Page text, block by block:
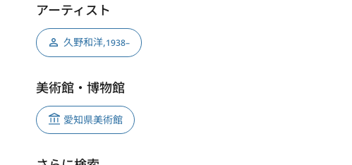
アーティスト
久野和洋,1938–
美術館・博物館
愛知県美術館